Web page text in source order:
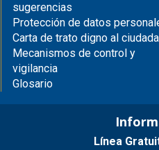
sugerencias
Protección de datos
Carta de trato digno al
Mecanismos de control y
vigilancia
Glosario
Línea